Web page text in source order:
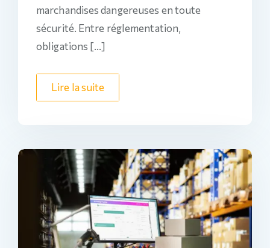
marchandises dangereuses en toute
sécurité. Entre réglementation,
obligations […]
Lire la suite